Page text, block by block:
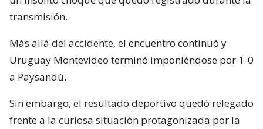
transmisión.
Más allá del accidente, el encuentro continuó y
Uruguay Montevideo terminó imponiéndose por 1-0
a Paysandú.
Sin embargo, el resultado deportivo quedó relegado
frente a la curiosa situación protagonizada por la